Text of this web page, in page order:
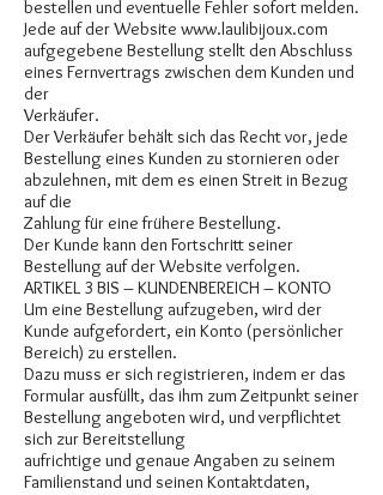
bestellen und eventuelle Fehler sofort melden.
Jede auf der Website www.laulibijoux.com
aufgegebene Bestellung stellt den Abschluss
eines Fernvertrags zwischen dem Kunden und
der
Verkäufer.
Der Verkäufer behält sich das Recht vor, jede
Bestellung eines Kunden zu stornieren oder
abzulehnen, mit dem es einen Streit in Bezug
auf die
Zahlung für eine frühere Bestellung.
Der Kunde kann den Fortschritt seiner
Bestellung auf der Website verfolgen.
ARTIKEL 3 BIS – KUNDENBEREICH – KONTO
Um eine Bestellung aufzugeben, wird der
Kunde aufgefordert, ein Konto (persönlicher
Bereich) zu erstellen.
Dazu muss er sich registrieren, indem er das
Formular ausfüllt, das ihm zum Zeitpunkt seiner
Bestellung angeboten wird, und verpflichtet
sich zur Bereitstellung
aufrichtige und genaue Angaben zu seinem
Familienstand und seinen Kontaktdaten,